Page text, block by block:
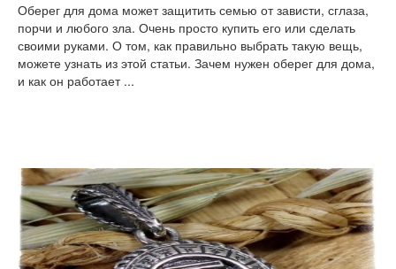
Оберег для дома может защитить семью от зависти, сглаза,
порчи и любого зла. Очень просто купить его или сделать
своими руками. О том, как правильно выбрать такую вещь,
можете узнать из этой статьи. Зачем нужен оберег для дома,
и как он работает ...